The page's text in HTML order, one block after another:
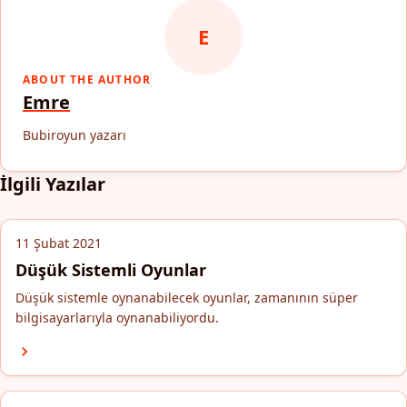
E
ABOUT THE AUTHOR
Emre
Bubiroyun yazarı
İlgili Yazılar
11 Şubat 2021
Düşük Sistemli Oyunlar
Düşük sistemle oynanabilecek oyunlar, zamanının süper
bilgisayarlarıyla oynanabiliyordu.